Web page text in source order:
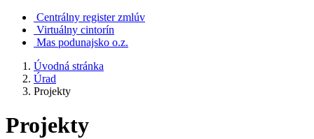
Centrálny register zmlúv
Virtuálny cintorín
Mas podunajsko o.z.
Úvodná stránka
Úrad
Projekty
Projekty